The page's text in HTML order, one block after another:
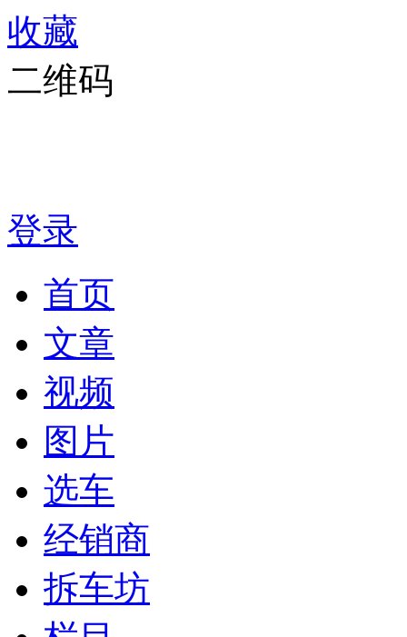
收藏
二维码
登录
首页
文章
视频
图片
选车
经销商
拆车坊